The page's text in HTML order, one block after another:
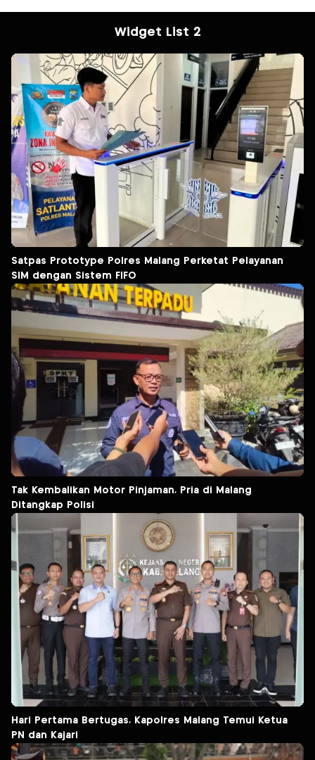
Widget List 2
Satpas Prototype Polres Malang Perketat Pelayanan
SIM dengan Sistem FIFO
Tak Kembalikan Motor Pinjaman, Pria di Malang
Ditangkap Polisi
Hari Pertama Bertugas, Kapolres Malang Temui Ketua
PN dan Kajari